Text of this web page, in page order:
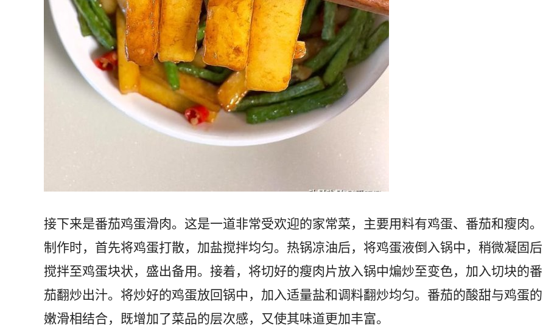
接下来是番茄鸡蛋滑肉。这是一道非常受欢迎的家常菜，主要用料有鸡蛋、番茄和瘦肉。
制作时，首先将鸡蛋打散，加盐搅拌均匀。热锅凉油后，将鸡蛋液倒入锅中，稍微凝固后
搅拌至鸡蛋块状，盛出备用。接着，将切好的瘦肉片放入锅中煸炒至变色，加入切块的番
茄翻炒出汁。将炒好的鸡蛋放回锅中，加入适量盐和调料翻炒均匀。番茄的酸甜与鸡蛋的
嫩滑相结合，既增加了菜品的层次感，又使其味道更加丰富。